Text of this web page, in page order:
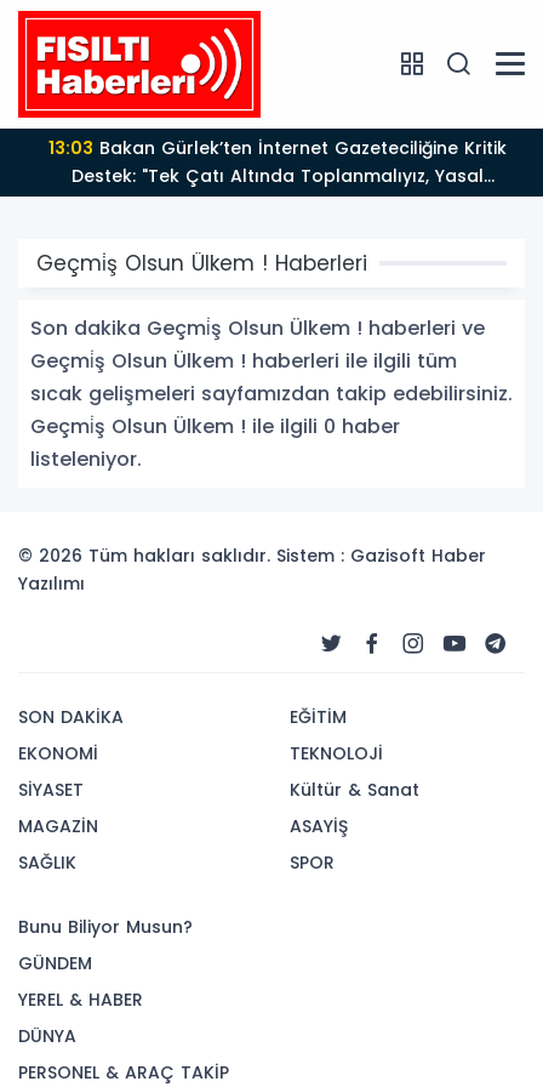
13:03Bakan Gürlek’ten İnternet Gazeteciliğine Kritik
Destek: "Tek Çatı Altında Toplanmalıyız, Yasal
Düzenlemeye Hazırız"
Geçmi̇ş Olsun Ülkem ! Haberleri
Son dakika Geçmi̇ş Olsun Ülkem ! haberleri ve
Geçmi̇ş Olsun Ülkem ! haberleri ile ilgili tüm
sıcak gelişmeleri sayfamızdan takip edebilirsiniz.
Geçmi̇ş Olsun Ülkem ! ile ilgili 0 haber
listeleniyor.
© 2026 Tüm hakları saklıdır. Sistem : Gazisoft Haber
Yazılımı
SON DAKİKA
EKONOMİ
SİYASET
MAGAZİN
SAĞLIK
EĞİTİM
TEKNOLOJİ
Kültür & Sanat
ASAYİŞ
SPOR
Bunu Biliyor Musun?
GÜNDEM
YEREL & HABER
DÜNYA
PERSONEL & ARAÇ TAKİP